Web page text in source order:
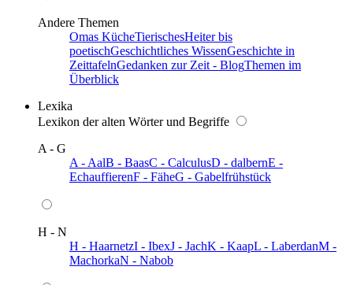
Andere Themen
Omas KücheTierischesHeiter bis
poetischGeschichtliches WissenGeschichte in
ZeittafelnGedanken zur Zeit - BlogThemen im
Überblick
Lexika
Lexikon der alten Wörter und Begriffe
A - G
A - AalB - BaasC - CalculusD - dalbernE -
EchauffierenF - FäheG - Gabelfrühstück
H - N
H - HaarnetzI - IbexJ - JachK - KaapL - LaberdanM -
MachorkaN - Nabob